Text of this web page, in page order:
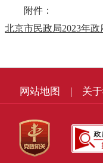
附件：
网站地图 | 关